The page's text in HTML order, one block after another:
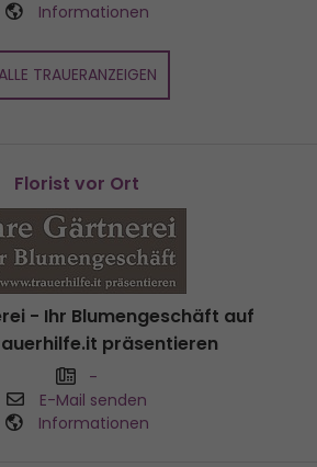
Informationen
TRAUERANZEIGEN
Florist vor Ort
- Ihr Blumengeschäft auf
präsentieren
-
E-Mail senden
Informationen